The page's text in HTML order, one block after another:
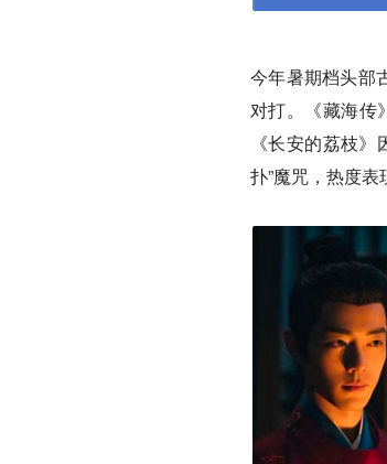
今年暑期档头部
对打。《藏海传
《长安的荔枝
扑”魔咒，热度表